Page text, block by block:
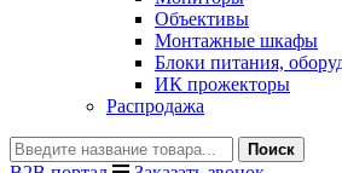
Объективы
Монтажные шкафы
Блоки питания,
ИК прожекторы
Распродажа
Поиск